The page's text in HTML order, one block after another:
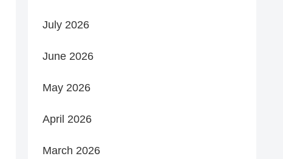
July 2026
June 2026
May 2026
April 2026
March 2026